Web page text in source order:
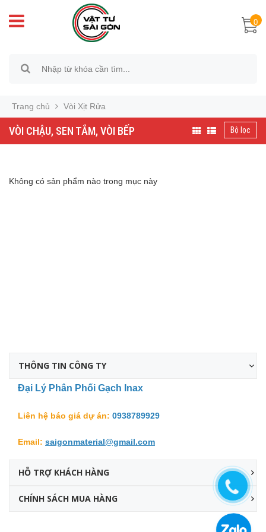
0
Trang chủ Vòi Xịt Rửa
VÒI CHẬU, SEN TẮM, VÒI BẾP Bộ lọc
Không có sản phẩm nào trong mục này
THÔNG TIN CÔNG TY
Đại Lý Phân Phối Gạch Inax
Liên hệ báo giá dự án: 0938789929
Email: saigonmaterial@gmail.com
HỖ TRỢ KHÁCH HÀNG
CHÍNH SÁCH MUA HÀNG